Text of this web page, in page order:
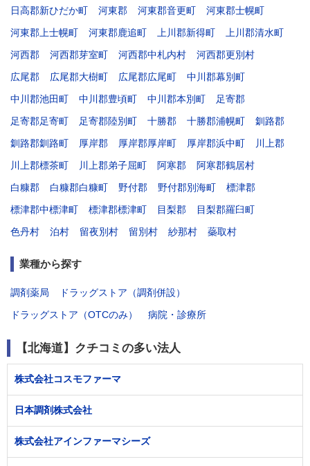
日高郡新ひだか町
河東郡 河東郡音更町
河東郡士幌町
河東郡上士幌町
河東郡鹿追町 上川郡新得町
上川郡清水町
河西郡
河西郡芽室町 河西郡中札内村
河西郡更別村
広尾郡
広尾郡大樹町 広尾郡広尾町
中川郡幕別町
中川郡池田町
中川郡豊頃町 中川郡本別町
足寄郡
足寄郡足寄町
足寄郡陸別町 十勝郡 十勝郡浦幌町
釧路郡
釧路郡釧路町
厚岸郡 厚岸郡厚岸町 厚岸郡浜中町
川上郡
川上郡標茶町
川上郡弟子屈町 阿寒郡
阿寒郡鶴居村
白糠郡
白糠郡白糠町 野付郡 野付郡別海町
標津郡
標津郡中標津町
標津郡標津町 目梨郡
目梨郡羅臼町
色丹村
泊村 留夜別村 留別村 紗那村 蘂取村
業種から探す
調剤薬局
ドラッグストア（調剤併設）
ドラッグストア（OTCのみ）
病院・診療所
【北海道】クチコミの多い法人
株式会社コスモファーマ
日本調剤株式会社
株式会社アインファーマシーズ